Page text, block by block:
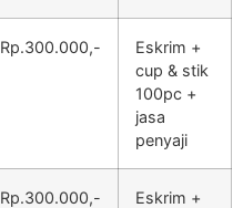
Rp.300.000,-
Eskrim +
cup & stik
100pc +
jasa
penyaji
Rp.300.000,-
Eskrim +